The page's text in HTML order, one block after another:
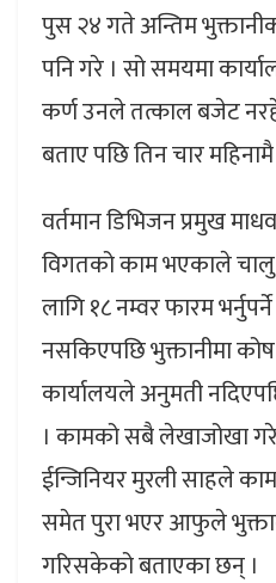
पुस २४ गते अन्तिम
पनि गरे । सो समयमा
कर्ण उनले तत्काल बजेट
बताए पछि तिन चार
वर्तमान डिभिजन प्रमुख
विगतको काम भएकाले चालु
लागि १८ नम्वर फारम
नसकिएपछि भुक्तानीमा
कार्यालयले अनुमती
। कामको सबै लेखाजोखा
ईन्जिनियर मुरली साहले
समेत पुरा भएर आफुले
गरिसकेको बताएका छन् ।